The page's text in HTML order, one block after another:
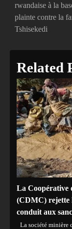
l’article
rwandaise à la
plainte contre la
Tshisekedi
Related
La Coopérative
(CDMC) rejette
conduit aux
La société minière